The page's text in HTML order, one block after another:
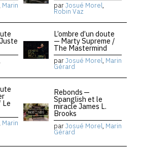
Marin parJosué Morel,
Robin Vaz
L’ombre d’un doute
— Marty Supreme /
The Mastermind
parJosué Morel, Marin
Gérard
Le
Marin
Rebonds —
Spanglish et le
miracle James L.
Brooks
parJosué Morel, Marin
Gérard